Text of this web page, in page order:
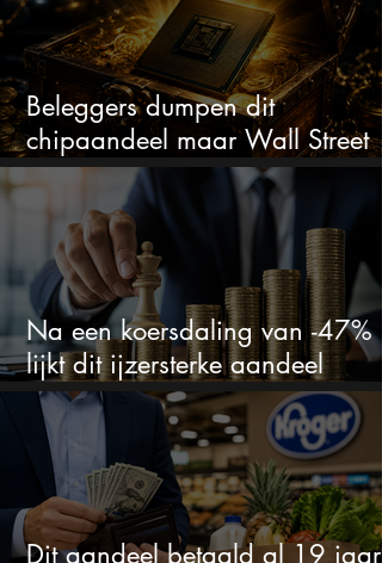
Beleggers dumpen dit
chipaandeel maar Wall Street
ziet een zeldzame koopkans
Na een koersdaling van -47%
lijkt dit ijzersterke aandeel
aantrekkelijker dan ooit
Dit aandeel betaald al 19 jaar